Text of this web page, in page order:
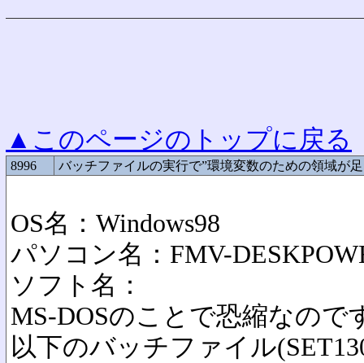
▲このページのトップに戻る
8996 バッチファイルの実行で”環境変数のための領域が
OS名：Windows98
パソコン名：FMV-
ソフト名：
MS-DOSのことで恐縮なので
以下のバッチファイル